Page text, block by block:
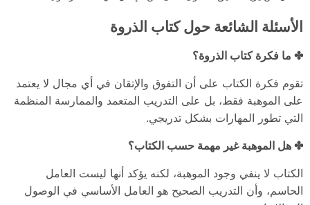
الأسئلة الشائعة حول كتاب الذروة
✤ ما فكرة كتاب الذروة؟
تقوم فكرة الكتاب على أن التفوق والإتقان في أي مجال لا يعتمد
على الموهبة فقط، بل على التدريب المتعمد والممارسة المنظمة
التي تطور المهارات بشكل تدريجي.
✤ هل الموهبة غير مهمة حسب الكتاب؟
الكتاب لا ينفي وجود الموهبة، لكنه يؤكد أنها ليست العامل
الحاسم، وأن التدريب الصحيح هو العامل الأساسي في الوصول